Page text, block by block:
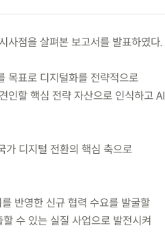
사점을 살펴본 보고서를 발표하였다.
목표로 디지털화를 전략적으로
인할 핵심 전략 자산으로 인식하고 AI
가 디지털 전환의 핵심 축으로
반영한 신규 협력 수요를 발굴할
수 있는 실질 사업으로 발전시켜